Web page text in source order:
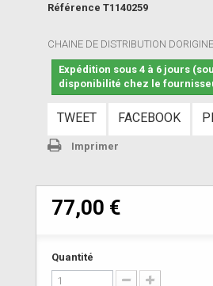
Référence T1140259
CHAINE DE DISTRIBUTION DORIGINE
Expédition sous 4 à 6 jours
disponibilité chez le
TWEET FACEBOOK
Imprimer
77,00 €
Quantité